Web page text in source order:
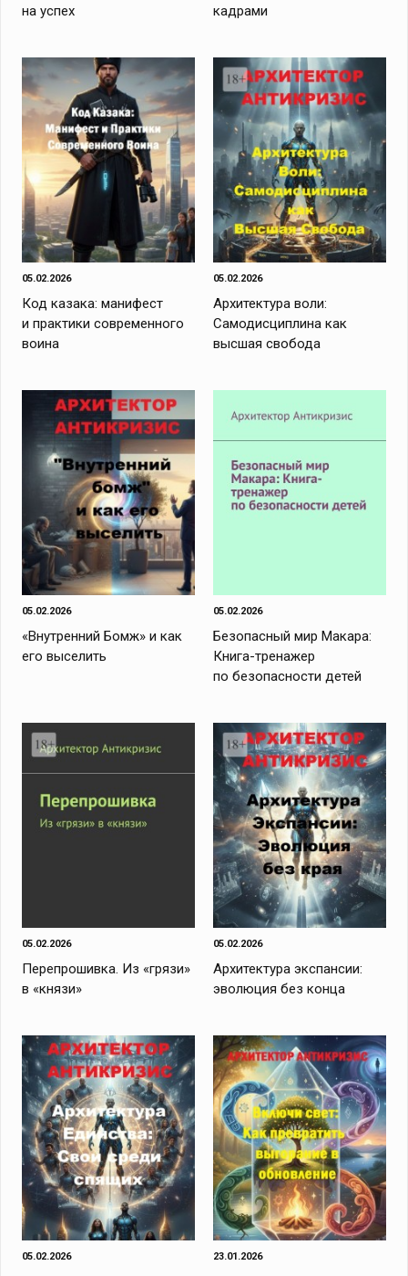
на успех
кадрами
05.02.2026
Код казака: манифест
и практики современного
воина
05.02.2026
Архитектура воли:
Самодисциплина как
высшая свобода
05.02.2026
«Внутренний Бомж» и как
его выселить
05.02.2026
Безопасный мир Макара:
Книга-тренажер
по безопасности детей
05.02.2026
Перепрошивка. Из «грязи»
в «князи»
05.02.2026
Архитектура экспансии:
эволюция без конца
05.02.2026 23.01.2026